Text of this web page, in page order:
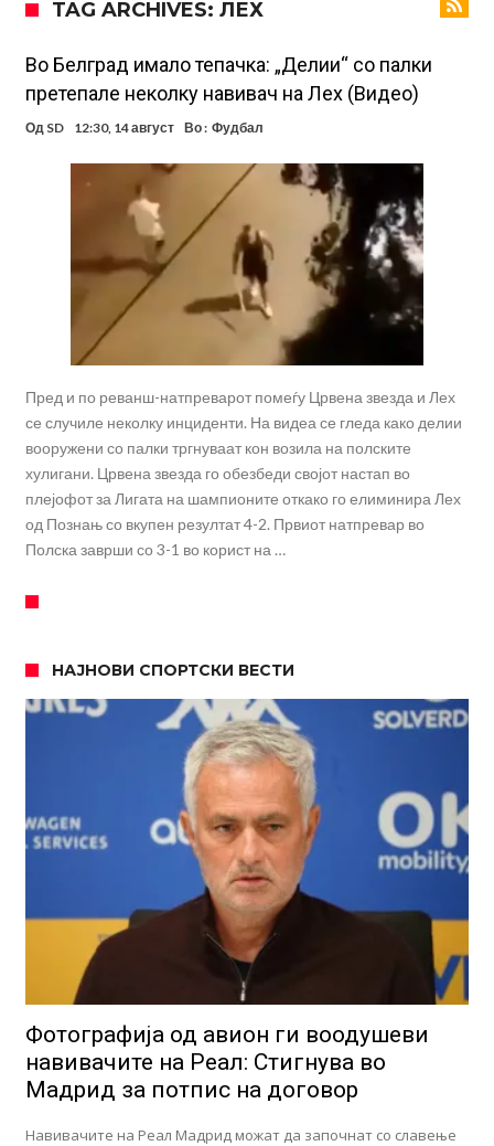
(ВИДЕО) Голема трагедија: Гром усмрти фудбалери, а уште 12 се
повредени
Барселона подготвува „кражба на векот“: Деко не беше во
Мадрид само поради Алварез
Капитен на познат клуб претепан до смрт пред својот дом – цела
држава бара правда!
Шпанија „трепери“ поради нешто што се чекаше со недели:
Винисиус Жуниор одлучи!
Имал сè, но страдал во тишина: Бивша ѕвезда на Челси откри
мрачна тајна на фудбалот
Објавени детали: Дали Инфантино планираше да создаде
Суперлига на ФИФА?
Никој не очекуваше: Очајниот Јулијан Алварез го направи тоа што
беше неизбежно
Гимараеш успешно ги мина медицинските прегледи во Арсенал
TAG ARCHIVES: ЛЕХ
Во Белград имало тепачка: „Делии“ со палки
претепале неколку навивач на Лех (Видео)
Од SD 12:30, 14 август Во : Фудбал
Пред и по реванш-натпреварот помеѓу Црвена звезда и Лех
се случиле неколку инциденти. На видеа се гледа како делии
вооружени со палки тргнуваат кон возила на полските
хулигани. Црвена звезда го обезбеди својот настап во
плејофот за Лигата на шампионите откако го елиминира Лех
од Познањ со вкупен резултат 4-2. Првиот натпревар во
Полска заврши со 3-1 во корист на …
НАЈНОВИ СПОРТСКИ ВЕСТИ
Фотографија од авион ги воодушеви
навивачите на Реал: Стигнува во
Мадрид за потпис на договор
Навивачите на Реал Мадрид можат да започнат со славење